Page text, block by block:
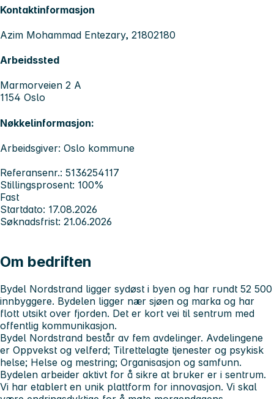
Kontaktinformasjon
Azim Mohammad Entezary, 21802180
Arbeidssted
Marmorveien 2 A
1154 Oslo
Nøkkelinformasjon:
Arbeidsgiver: Oslo kommune
Referansenr.: 5136254117
Stillingsprosent: 100%
Fast
Startdato: 17.08.2026
Søknadsfrist: 21.06.2026
Om bedriften
Bydel Nordstrand ligger sydøst i byen og har rundt 52 500
innbyggere. Bydelen ligger nær sjøen og marka og har
flott utsikt over fjorden. Det er kort vei til sentrum med
offentlig kommunikasjon.
Bydel Nordstrand består av fem avdelinger. Avdelingene
er Oppvekst og velferd; Tilrettelagte tjenester og psykisk
helse; Helse og mestring; Organisasjon og samfunn.
Bydelen arbeider aktivt for å sikre at bruker er i sentrum.
Vi har etablert en unik plattform for innovasjon. Vi skal